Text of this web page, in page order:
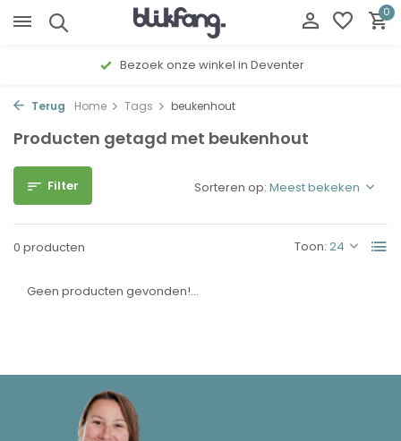
0
Bezoek onze winkel in Deventer
Terug Home Tags beukenhout
Producten getagd met beukenhout
Filter
0 producten Toon:
Sorteren op:
Geen producten gevonden!...